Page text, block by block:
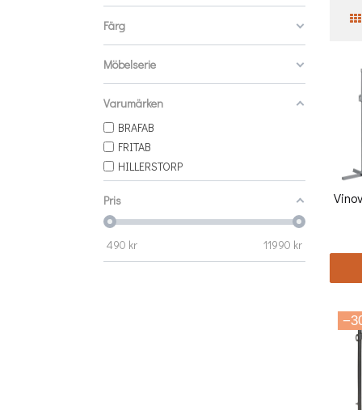
Färg
Möbelserie
Varumärken
BRAFAB
FRITAB
HILLERSTORP
Pris
490 kr 11990 kr